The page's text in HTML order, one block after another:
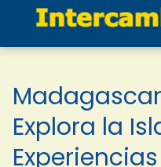
Explora la